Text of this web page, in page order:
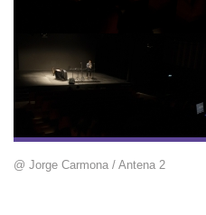
@ Jorge Carmona / Antena 2